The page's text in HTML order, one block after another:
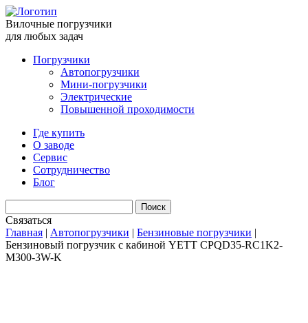
Вилочные погрузчики
для любых задач
Погрузчики
Автопогрузчики
Мини-погрузчики
Электрические
Повышенной проходимости
Где купить
О заводе
Сервис
Сотрудничество
Блог
Связаться
Главная | Автопогрузчики | Бензиновые погрузчики |
Бензиновый погрузчик с кабиной YETT CPQD35-RC1K2-
M300-3W-K